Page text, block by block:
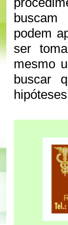
buscam
podem
ser
mesmo
buscar